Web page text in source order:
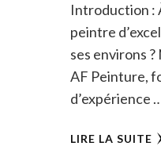
Introduction :
peintre
ses environs
AF Peinture,
d’expérience
LIRE LA SUITE